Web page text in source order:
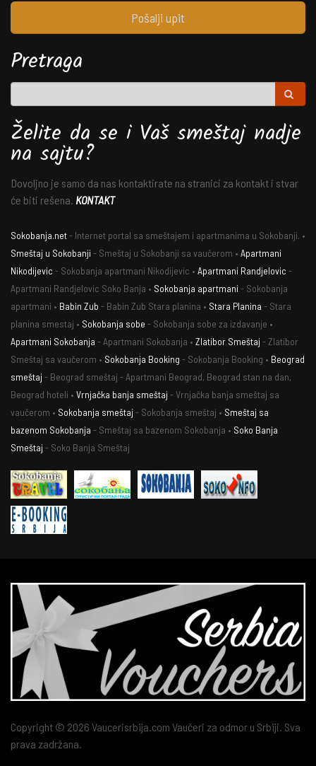
Pošalji upit
Pretraga
Želite da se i Vaš smeštaj nadje
na sajtu?
Dovoljno je samo da nas kontaktirate na stranici za kontakt i stvar
će biti rešena. KONTAKT
Sokobanja.net- Internet portal sa smeštajem i apartmanima u Sokobanji. •
Smeštaj u Sokobanji - Smeštaj u Sokobanji sa vaučerom • Apartmani
Nikodijevic - Sokobanja apartmani Nikodijevic • Apartmani Randjelovic -
Apartmani Randjelovic Soko Banja • Sokobanja apartmani - Sokobanja
apartmani • Babin Zub - Babin Zub Stara planina • Stara Planina - Stara
planina smestaj • Sokobanja sobe - Sokobanja sobe za izdavanje •
Apartmani Sokobanja - Apartmani Sokobanja • Zlatibor Smeštaj - Zlatibor
Smeštaj sa vaučerom • Sokobanja Booking - Sokobanja Booking • Beograd
smeštaj - Beograd smeštaj - Apartmani Beograd, Beograd stan na dan,
Beograd hoteli • Vrnjačka banja smeštaj - Vrnjačka banja smeštaj sa
vaučerom • Sokobanja smeštaj - Sokobanja smeštaj • Smeštaj sa
bazenom Sokobanja - Smeštaj sa bazenom Sokobanja • Soko Banja
Smeštaj - Soko Banja Smeštaj
Copyright © 2026 Vaucerisrbija.com Vaučeri za odmor u Srbiji. Sva
prava zadržana.